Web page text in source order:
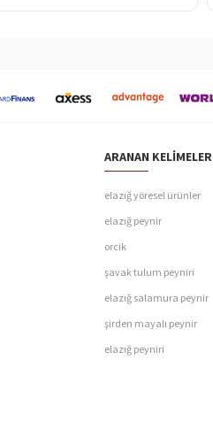
ARANAN KELIMELER
elazığ yöresel ürünler
elazığ peynir
orcik
şavak tulum peyniri
elazığ salamura peynir
şirden mayalı peynir
elazığ peyniri